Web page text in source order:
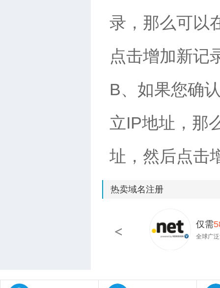
录，那么可以
点击增加新记
B、如果您确
立IP地址，那
址，然后点击
热卖域名注册
仅需
全球广